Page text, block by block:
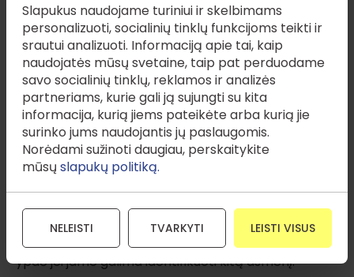
diskredituojamas, gali pažeisti jo teisę į privataus
gyvenimo gerbimą ir reputaciją, net jei tokie
pareiškimai pateikiami kaip asmeninė nuomonė
(pvz., Egill Einarsson v. Iceland; Oleg Balan v.
Moldova).
Teisiniu požiūriu šiose situacijose svarbu atskirti dvi
skirtingas teisines plotmes: teisę reikšti kritiką ir
teisę viešinti privatų susirašinėjimą. Kritika ar
neigiamos patirties aprašymas savaime nėra
draudžiamas – asmuo gali viešai pasidalyti savo
nuomone apie paslaugos kokybę, bendravimo
kultūrą ar patirtą nusivylimą. Tačiau tai nesuteikia
automatinės teisės viešinti susirašinėjimų turinį,
ypač jei jame galima identifikuoti kitą asmenį.
Slapukus naudojame turiniui ir skelbimams
personalizuoti, socialinių tinklų funkcijoms teikti ir
srautui analizuoti. Informaciją apie tai, kaip
naudojatės mūsų svetaine, taip pat perduodame
savo socialinių tinklų, reklamos ir analizės
partneriams, kurie gali ją sujungti su kita
informacija, kurią jiems pateikėte arba kurią jie
surinko jums naudojantis jų paslaugomis.
Norėdami sužinoti daugiau, perskaitykite
mūsų slapukų politiką.
NELEISTI TVARKYTI LEISTI VISUS